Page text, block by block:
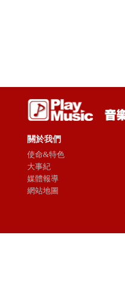
關於我們
使命&特色
大事紀
媒體報導
網站地圖